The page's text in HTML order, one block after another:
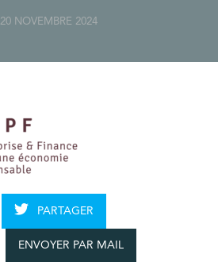
20 NOVEMBRE 2024
PARTAGER
ENVOYER PAR MAIL